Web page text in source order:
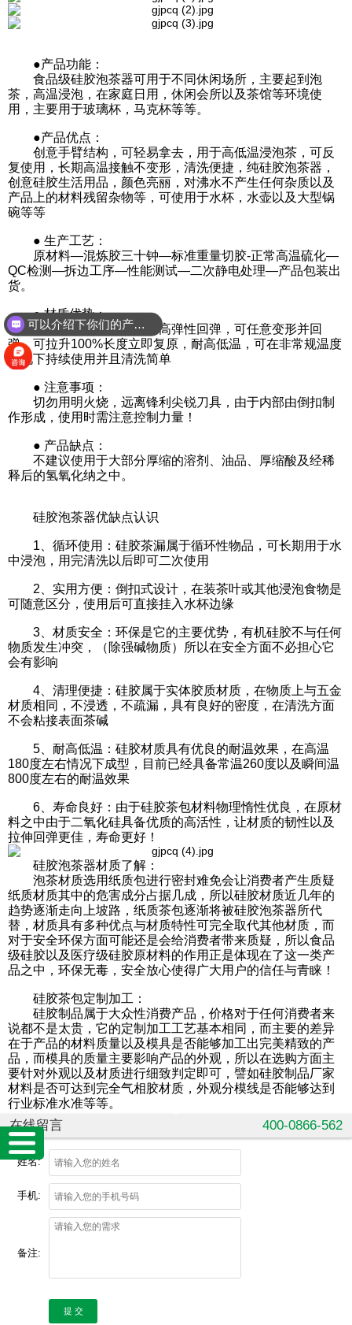
资
讯
中
心
联
系
帝
博
●产品功能：
食品级硅胶泡茶器可用于不同休闲场所，主要起到泡
茶，高温浸泡，在家庭日用，休闲会所以及茶馆等环境使
用，主要用于玻璃杯，马克杯等等。
●产品优点：
创意手臂结构，可轻易拿去，用于高低温浸泡茶，可反
复使用，长期高温接触不变形，清洗便捷，纯硅胶泡茶器，
创意硅胶生活用品，颜色亮丽，对沸水不产生任何杂质以及
产品上的材料残留杂物等，可使用于水杯，水壶以及大型锅
碗等等
● 生产工艺：
原材料—混炼胶三十钟—标准重量切胶-正常高温硫化—
QC检测—拆边工序—性能测试—二次静电处理—产品包装出
货。
● 材质优势：
纯食品级硅胶原材料，高弹性回弹，可任意变形并回
弹，可拉升100%长度立即复原，耐高低温，可在非常规温度
情况下持续使用并且清洗简单
● 注意事项：
切勿用明火烧，远离锋利尖锐刀具，由于内部由倒扣制
作形成，使用时需注意控制力量！
● 产品缺点：
不建议使用于大部分厚缩的溶剂、油品、厚缩酸及经稀
释后的氢氧化纳之中。
硅胶泡茶器优缺点认识
1、循环使用：硅胶茶漏属于循环性物品，可长期用于水
中浸泡，用完清洗以后即可二次使用
2、实用方便：倒扣式设计，在装茶叶或其他浸泡食物是
可随意区分，使用后可直接挂入水杯边缘
3、材质安全：环保是它的主要优势，有机硅胶不与任何
物质发生冲突，（除强碱物质）所以在安全方面不必担心它
会有影响
4、清理便捷：硅胶属于实体胶质材质，在物质上与五金
材质相同，不浸透，不疏漏，具有良好的密度，在清洗方面
不会粘接表面茶碱
5、耐高低温：硅胶材质具有优良的耐温效果，在高温
180度左右情况下成型，目前已经具备常温260度以及瞬间温
800度左右的耐温效果
6、寿命良好：由于硅胶茶包材料物理惰性优良，在原材
料之中由于二氧化硅具备优质的高活性，让材质的韧性以及
拉伸回弹更佳，寿命更好！
硅胶泡茶器材质了解：
泡茶材质选用纸质包进行密封难免会让消费者产生质疑
纸质材质其中的危害成分占据几成，所以硅胶材质近几年的
趋势逐渐走向上坡路，纸质茶包逐渐将被硅胶泡茶器所代
替，材质具有多种优点与材质特性可完全取代其他材质，而
对于安全环保方面可能还是会给消费者带来质疑，所以食品
级硅胶以及医疗级硅胶原材料的作用正是体现在了这一类产
品之中，环保无毒，安全放心使得广大用户的信任与青睐！
硅胶茶包定制加工：
硅胶制品属于大众性消费产品，价格对于任何消费者来
说都不是太贵，它的定制加工工艺基本相同，而主要的差异
在于产品的材料质量以及模具是否能够加工出完美精致的产
品，而模具的质量主要影响产品的外观，所以在选购方面主
要针对外观以及材质进行细致判定即可，譬如硅胶制品厂家
材料是否可达到完全气相胶材质，外观分模线是否能够达到
行业标准水准等等。
在线留言 400-0866-562
姓名:
手机:
备注:
提 交
可以介绍下你们的产品么？